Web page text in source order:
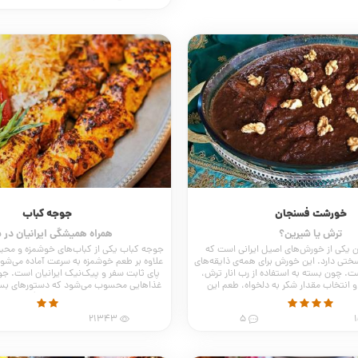
خورشت فسنجان
ترش یا شیرین؟
از خورش‌های اصیل ایرانی است که
دارد. این خورش برای همه‌ی ذایقه‌های
چون بسته به استفاده از رب انار ترش،
انتخاب مقدار شکر به دلخواه، طعم این
می‌تواند با ذائقه هر فردی تغییر کند.
5
جوجه کباب
همراه همیشگی ایرانیان
جوجه کباب یکی از کباب‌های خوشمزه و
علاوه بر طعم خوشمزه به سرعت آماده
پای ثابت سفر و پیک‌نیک ایرانیان است.
غذاهایی محسوب می‌شود که دستورهای
تقریبا هر کس برای طعم‌دار کردن گوشت
متفاوت دارد و از مواد متفاوتی